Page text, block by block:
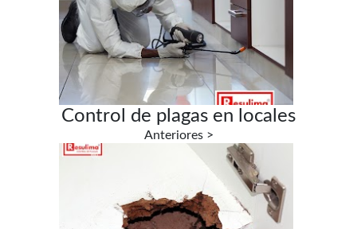
Control de plagas en locales